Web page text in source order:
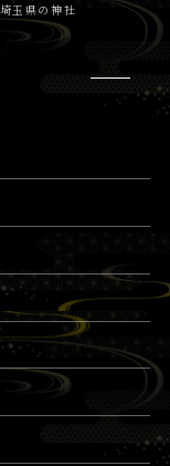
埼玉県の神社